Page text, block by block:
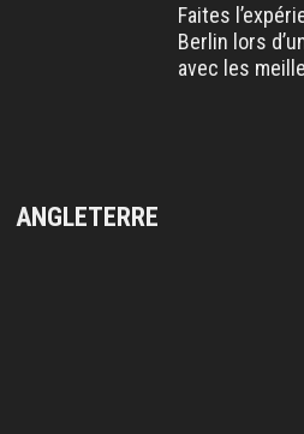
Faites
Berlin lors
avec les
ANGLETERRE